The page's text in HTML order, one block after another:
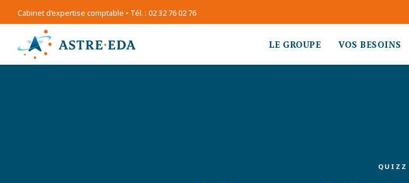
Cabinet d’expertise comptable • Tél. : 02 32 76 02 76
LE GROUPE VOS BESOINS
QUIZZ